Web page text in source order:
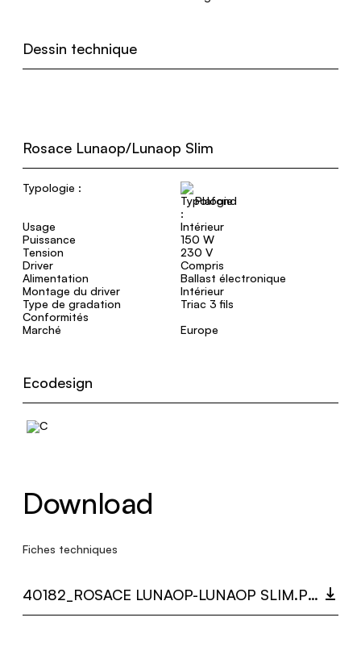
Dessin technique
Rosace Lunaop/Lunaop Slim
Typologie :
Plafond
Usage
Intérieur
Puissance
150 W
Tension
230 V
Driver
Compris
Alimentation
Ballast électronique
Montage du driver
Intérieur
Type de gradation
Triac 3 fils
Conformités
Marché
Europe
Ecodesign
Download
Fiches techniques
40182_ROSACE LUNAOP-LUNAOP SLIM.PDF